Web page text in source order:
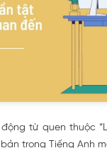
từ quen thuộc
trong Tiếng Anh